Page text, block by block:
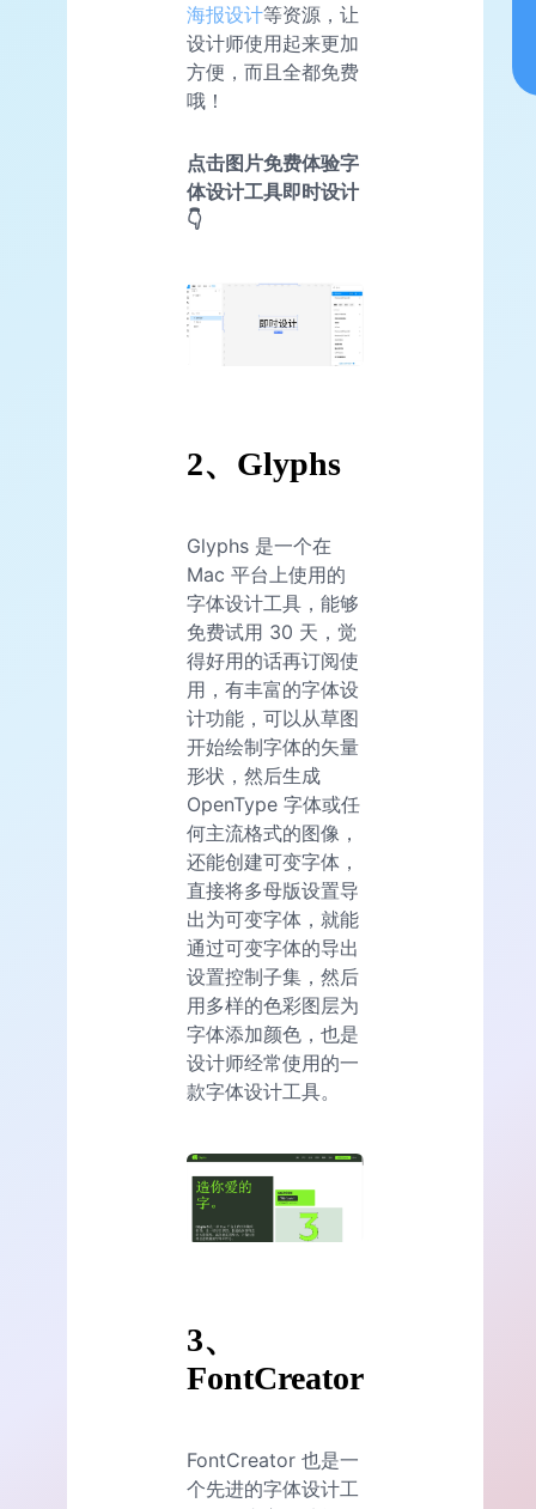
海报设计等资源，让
设计师使用起来更加
方便，而且全都免费
哦！
点击图片免费体验字
体设计工具即时设计
👇
2、Glyphs
Glyphs 是一个在
Mac 平台上使用的
字体设计工具，能够
免费试用 30 天，觉
得好用的话再订阅使
用，有丰富的字体设
计功能，可以从草图
开始绘制字体的矢量
形状，然后生成
OpenType 字体或任
何主流格式的图像，
还能创建可变字体，
直接将多母版设置导
出为可变字体，就能
通过可变字体的导出
设置控制子集，然后
用多样的色彩图层为
字体添加颜色，也是
设计师经常使用的一
款字体设计工具。
3、
FontCreator
FontCreator 也是一
个先进的字体设计工